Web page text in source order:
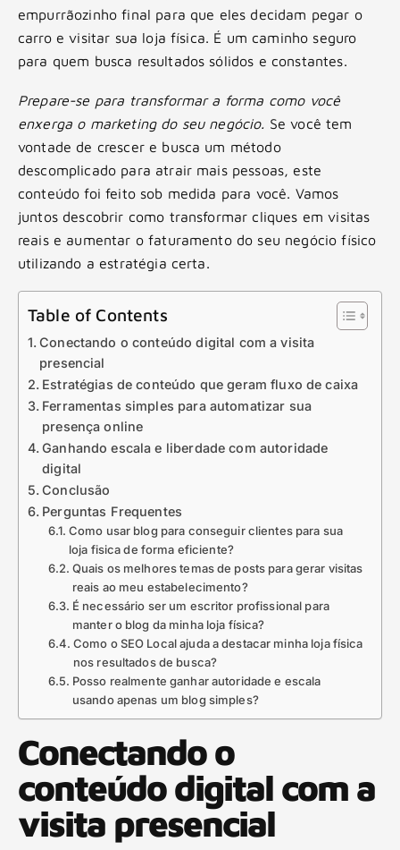
empurrãozinho final para que eles decidam pegar o
carro e visitar sua loja física. É um caminho seguro
para quem busca resultados sólidos e constantes.
Prepare-se para transformar a forma como você
enxerga o marketing do seu negócio. Se você tem
vontade de crescer e busca um método
descomplicado para atrair mais pessoas, este
conteúdo foi feito sob medida para você. Vamos
juntos descobrir como transformar cliques em visitas
reais e aumentar o faturamento do seu negócio físico
utilizando a estratégia certa.
Table of Contents
Conectando o conteúdo digital com a visita
presencial
Estratégias de conteúdo que geram fluxo de caixa
Ferramentas simples para automatizar sua
presença online
Ganhando escala e liberdade com autoridade
digital
Conclusão
Perguntas Frequentes
Como usar blog para conseguir clientes para sua
loja fisica de forma eficiente?
Quais os melhores temas de posts para gerar visitas
reais ao meu estabelecimento?
É necessário ser um escritor profissional para
manter o blog da minha loja física?
Como o SEO Local ajuda a destacar minha loja física
nos resultados de busca?
Posso realmente ganhar autoridade e escala
usando apenas um blog simples?
Conectando o
conteúdo digital com a
visita presencial